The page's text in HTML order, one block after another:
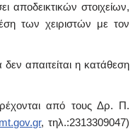
αποδεικτικών στοιχείων,
των χειριστών με τον
δεν απαιτείται η κατάθεση
από τους Δρ. Π.
, τηλ.:2313309047)